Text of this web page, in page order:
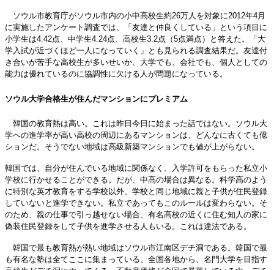
ソウル市教育庁がソウル市内の小中高校生約26万人を対象に2012年4月
に実施したアンケート調査では、「友達と仲良くしている」という項目に
小学生は4.42点、中学生4.24点、高校生3.2点（5点満点）と答えた。「大
学入試が近づくほど一人になっていく」とも見られる調査結果だ。友達付
き合いが苦手な高校生が多いせいか、大学でも、会社でも、個人としての
能力は優れているのに協調性に欠ける人が問題になっている。
ソウル大学合格生が住んだマンションにプレミアム
韓国の教育熱は高い。これは昨日今日に始まった話ではない。ソウル大
学への進学率が高い高校の周辺にあるマンションは、どんなに古くても億
ションだ。そうでない地域は高級新築マンションでも値が上がらない。
韓国では、自分が住んでいる地域に関係なく、入学許可をもらった私立小
学校に行かせることができる。だが、中高の場合は異なる。科学高のよう
に特別な英才教育をする学校以外、学校と同じ地域に親と子供が住民登録
していないと進学できない。私立であってもこのルールは変わらない。そ
のため、親の仕事で引っ越せない場合、有名高校の近くに住む知人の家に
偽装住民登録をして子供を進学させる人もいる。これは違法である。
韓国で最も教育熱が熱い地域はソウル市江南区デチ洞である。韓国で最
も有名な塾は全てここに集まっている。全国各地から、名門大学を目指す